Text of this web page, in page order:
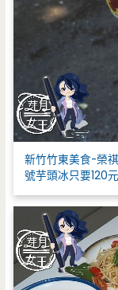
新竹竹東美食-榮
號芋頭冰只要120元